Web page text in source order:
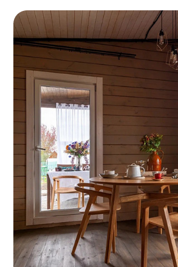
ИДЕАЛЬНО ПОДХОДЯТ К ЧАСТНЫМ
ИНТЕРЬЕРАМ И ОБЩЕСТВЕННЫМ
МЕСТАМ